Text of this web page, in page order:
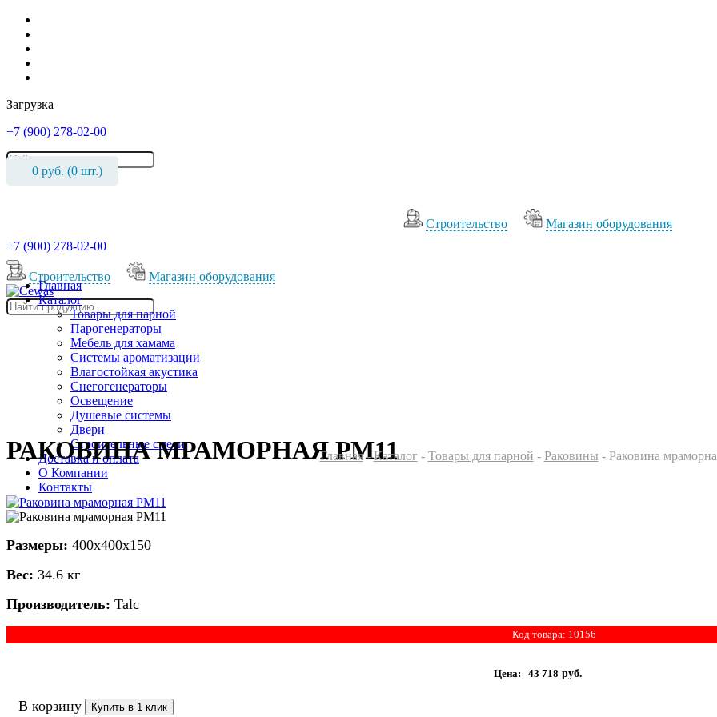
Загрузка
+7 (900) 278-02-00
0 руб. (0 шт.)
Cтроительство
Магазин оборудования
+7 (900) 278-02-00
Cтроительство Магазин оборудования
Главная
Каталог
Товары для парной
Парогенераторы
Мебель для хамама
Системы ароматизации
Влагостойкая акустика
Снегогенераторы
Освещение
Душевые системы
Двери
Cтроительные смеси
Доставка и оплата
О Компании
Контакты
РАКОВИНА МРАМОРНАЯ РМ11
Главная-Каталог - Товары для парной - Раковины - Раковина
Размеры: 400х400х150
Вес: 34.6 кг
Производитель: Talc
Код товара: 10156
Цена: 43 718 руб.
В корзину Купить в 1 клик